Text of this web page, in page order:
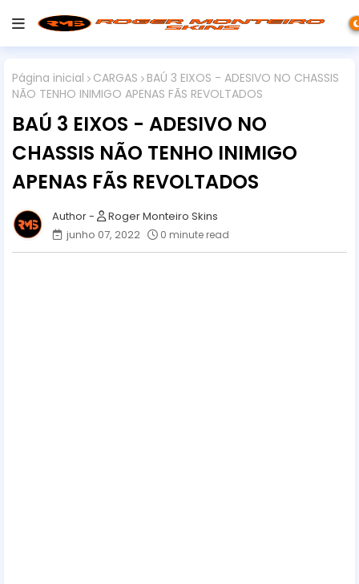
Página inicial CARGAS
BAÚ 3 EIXOS - ADESIVO NO CHASSIS
NÃO TENHO INIMIGO APENAS FÃS REVOLTADOS
BAÚ 3 EIXOS - ADESIVO NO
CHASSIS NÃO TENHO INIMIGO
APENAS FÃS REVOLTADOS
Roger Monteiro Skins
junho 07, 2022
0 minute read